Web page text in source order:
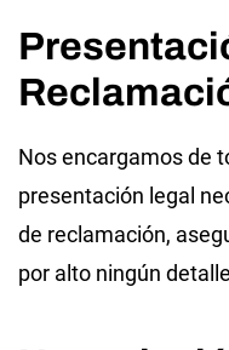
Nos encargamos de
presentación legal
de reclamación,
por alto ningún